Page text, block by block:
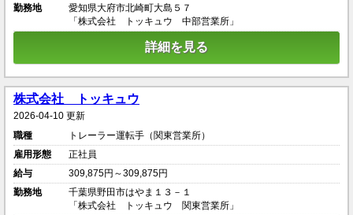
勤務地
愛知県大府市北崎町大島５７
「株式会社 トッキュウ 中部営業所」
詳細を見る
株式会社 トッキュウ
2026-04-10 更新
職種
トレーラー運転手（関東営業所）
雇用形態
正社員
給与
309,875円～309,875円
勤務地
千葉県野田市はやま１３－１
「株式会社 トッキュウ 関東営業所」